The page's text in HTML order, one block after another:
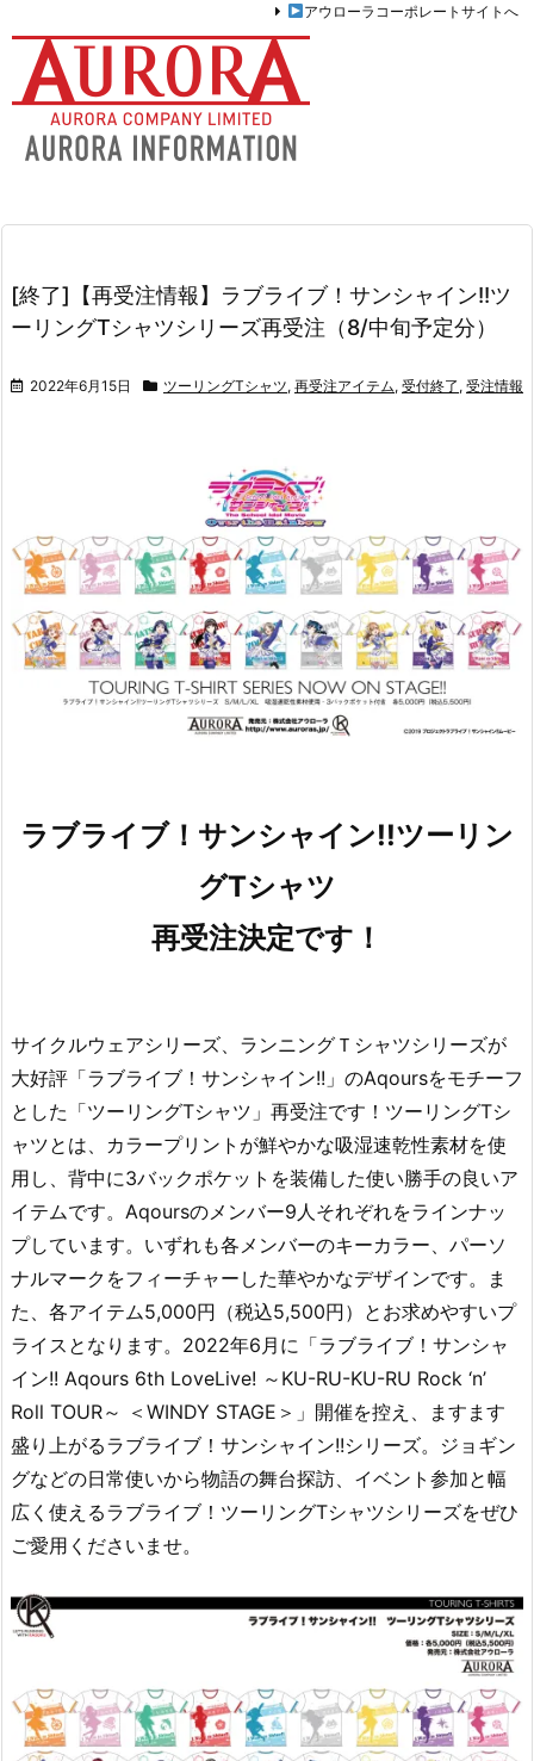
アウローラコーポレートサイトへ
[終了]【再受注情報】ラブライブ！サンシャイン!!ツ
ーリングTシャツシリーズ再受注（8/中旬予定分）
2022年6月15日 ツーリングTシャツ, 再受注アイテム, 受付終了 , 受注情報
ラブライブ！サンシャイン!!ツーリン
グTシャツ
再受注決定です！
サイクルウェアシリーズ、ランニングＴシャツシリーズが
大好評「ラブライブ！サンシャイン!!」のAqoursをモチーフ
とした「ツーリングTシャツ」再受注です！ツーリングTシ
ャツとは、カラープリントが鮮やかな吸湿速乾性素材を使
用し、背中に3バックポケットを装備した使い勝手の良いア
イテムです。Aqoursのメンバー9人それぞれをラインナッ
プしています。いずれも各メンバーのキーカラー、パーソ
ナルマークをフィーチャーした華やかなデザインです。ま
た、各アイテム5,000円（税込5,500円）とお求めやすいプ
ライスとなります。2022年6月に「ラブライブ！サンシャ
イン!! Aqours 6th LoveLive! ～KU-RU-KU-RU Rock ‘n’
Roll TOUR～ ＜WINDY STAGE＞」開催を控え、ますます
盛り上がるラブライブ！サンシャイン!!シリーズ。ジョギン
グなどの日常使いから物語の舞台探訪、イベント参加と幅
広く使えるラブライブ！ツーリングTシャツシリーズをぜひ
ご愛用くださいませ。